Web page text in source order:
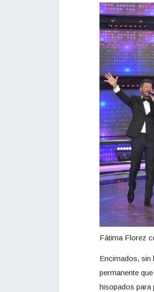
Fátima Florez
Encimados, sin
permanente
hisopados para